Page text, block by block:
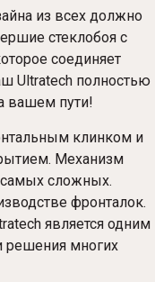
из всех должно
стеклобоя с
соединяет
Ultratech полностью
вашем пути!
клинком и
Механизм
самых сложных.
фронталок.
является одним
решения многих